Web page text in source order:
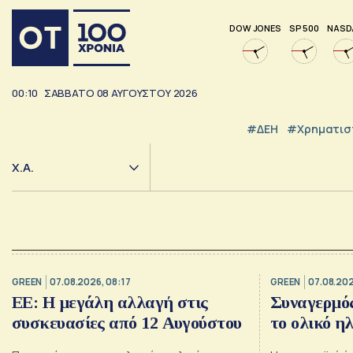
DOW JONES SP 500
00:10 ΣΑΒΒΑΤΟ 08 ΑΥΓΟΥΣΤΟΥ 2026
#ΔΕΗ
Χ.Α.
GREEN 07.08.2026, 08:17
ΕΕ: Η μεγάλη αλλαγή στις
συσκευασίες από 12 Αυγούστου
GREEN
το ολικό